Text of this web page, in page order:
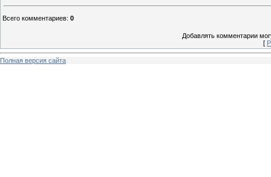
Всего комментариев: 0
Добавлять комментарии
[
Полная версия сайта